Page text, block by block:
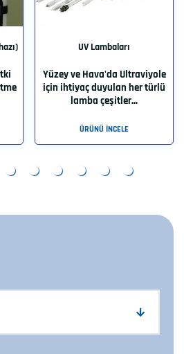
UV Lambaları
Yüzey ve Hava'da Ultraviyole
için ihtiyaç duyulan her türlü
lamba çeşitler...
ÜRÜNÜ İNCELE